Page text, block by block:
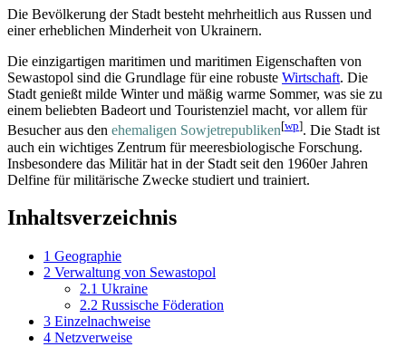
Die Bevölkerung der Stadt besteht mehrheitlich aus Russen und
einer erheblichen Minderheit von Ukrainern.
Die einzigartigen maritimen und maritimen Eigenschaften von
Sewastopol sind die Grundlage für eine robuste Wirtschaft. Die
Stadt genießt milde Winter und mäßig warme Sommer, was sie zu
einem beliebten Badeort und Touristenziel macht, vor allem für
Besucher aus den ehemaligen Sowjet­republiken[wp]. Die Stadt ist
auch ein wichtiges Zentrum für meeres­biologische Forschung.
Insbesondere das Militär hat in der Stadt seit den 1960er Jahren
Delfine für militärische Zwecke studiert und trainiert.
Inhaltsverzeichnis
1 Geographie
2 Verwaltung von Sewastopol
2.1 Ukraine
2.2 Russische Föderation
3 Einzelnachweise
4 Netzverweise